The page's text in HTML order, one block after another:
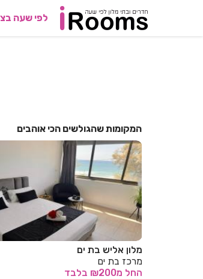
לפי שעה
המקומות שהגולשים הכי אוהבים
מלון אליש בת ים
מרכז בת ים
החל מ₪200 בלבד